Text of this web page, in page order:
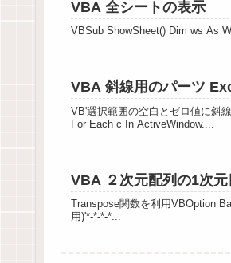
VBA 全シートの表示
VBSub ShowSheet() Dim ws As
VBA 斜線用のパーツ
VB'選択範囲の空白とゼロ値に斜
For Each c In ActiveWindow....
VBA ２次元配列の1次
Transpose関数を利用VBOption
用)'*-*-*-*...